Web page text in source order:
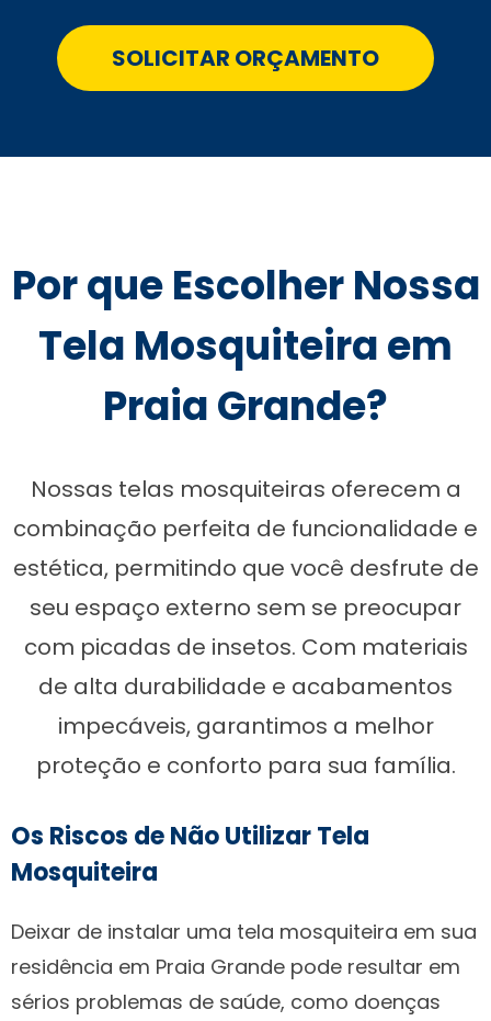
SOLICITAR ORÇAMENTO
Por que Escolher Nossa
Tela Mosquiteira em
Praia Grande?
Nossas telas mosquiteiras oferecem a
combinação perfeita de funcionalidade e
estética, permitindo que você desfrute de
seu espaço externo sem se preocupar
com picadas de insetos. Com materiais
de alta durabilidade e acabamentos
impecáveis, garantimos a melhor
proteção e conforto para sua família.
Os Riscos de Não Utilizar Tela
Mosquiteira
Deixar de instalar uma tela mosquiteira em sua
residência em Praia Grande pode resultar em
sérios problemas de saúde, como doenças